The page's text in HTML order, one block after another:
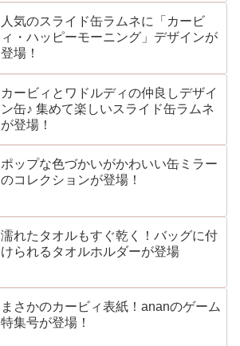
人気のスライド缶ラムネに「カービ
ィ・ハッピーモーニング」デザインが
登場！
カービィとワドルディの仲良しデザイ
ン缶♪ 集めて楽しいスライド缶ラムネ
が登場！
ポップな色づかいがかわいい缶ミラー
のコレクションが登場！
濡れたタオルもすぐ乾く！バッグに付
けられるタオルホルダーが登場
まさかのカービィ表紙！ananのゲーム
特集号が登場！